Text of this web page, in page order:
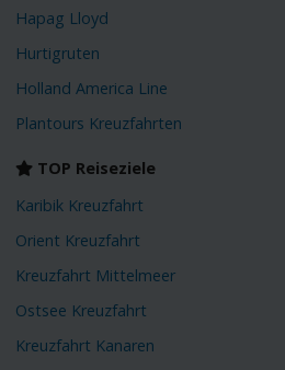
Hapag Lloyd
Hurtigruten
Holland America Line
Plantours Kreuzfahrten
TOP Reiseziele
Karibik Kreuzfahrt
Orient Kreuzfahrt
Kreuzfahrt Mittelmeer
Ostsee Kreuzfahrt
Kreuzfahrt Kanaren